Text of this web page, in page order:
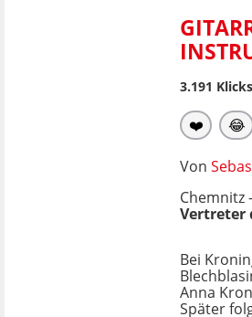
3.191 Klicks
❤️ 😂
Von
Chemnitz -
Vertreter
Bei
Anna
Später